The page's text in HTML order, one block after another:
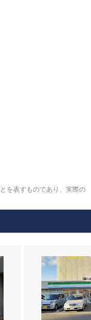
を表すものであり、実際の